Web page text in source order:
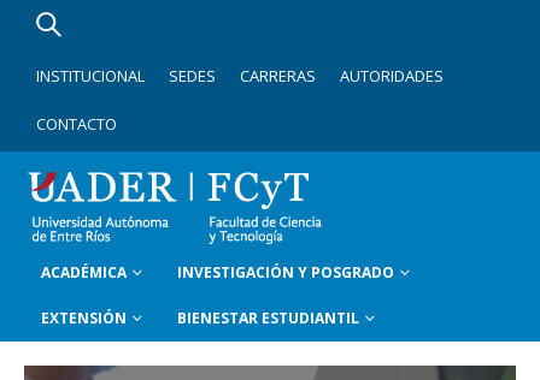
INSTITUCIONAL SEDES CARRERAS AUTORIDADES
CONTACTO
ACADÉMICA INVESTIGACIÓN Y POSGRADO
EXTENSIÓN BIENESTAR ESTUDIANTIL